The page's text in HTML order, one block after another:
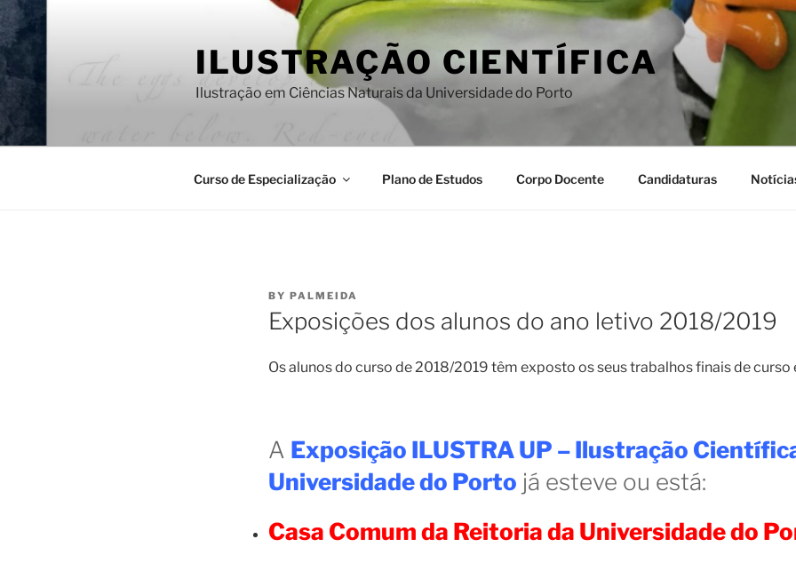
Skip
to
content
ILUSTRAÇÃO CIENTÍFICA
Ilustração em Ciências Naturais da Universidade do Porto
Curso de Especialização Plano de Estudos Corpo Docente Candidaturas
POSTED
ON
BY PALMEIDA
Exposições dos alunos do ano letivo 2018/2019
Os alunos do curso de 2018/2019 têm exposto os seus trabalhos finais de curso
A Exposição ILUSTRA UP – Ilustração
Universidade do Porto já esteve ou está:
Casa Comum da Reitoria da Universidade do